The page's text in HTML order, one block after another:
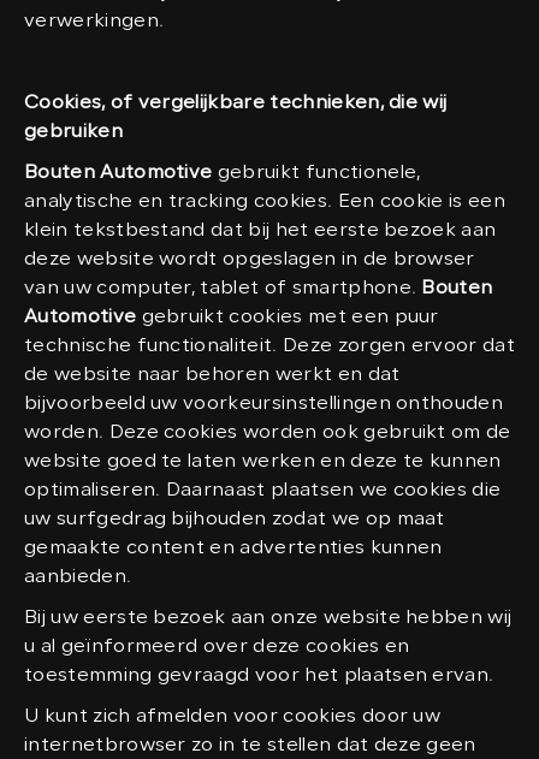
verwerkingen.
Cookies, of vergelijkbare technieken, die wij
gebruiken
Bouten Automotive gebruikt functionele,
analytische en tracking cookies. Een cookie is een
klein tekstbestand dat bij het eerste bezoek aan
deze website wordt opgeslagen in de browser
van uw computer, tablet of smartphone. Bouten
Automotive gebruikt cookies met een puur
technische functionaliteit. Deze zorgen ervoor dat
de website naar behoren werkt en dat
bijvoorbeeld uw voorkeursinstellingen onthouden
worden. Deze cookies worden ook gebruikt om de
website goed te laten werken en deze te kunnen
optimaliseren. Daarnaast plaatsen we cookies die
uw surfgedrag bijhouden zodat we op maat
gemaakte content en advertenties kunnen
aanbieden.
Bij uw eerste bezoek aan onze website hebben wij
u al geïnformeerd over deze cookies en
toestemming gevraagd voor het plaatsen ervan.
U kunt zich afmelden voor cookies door uw
internetbrowser zo in te stellen dat deze geen